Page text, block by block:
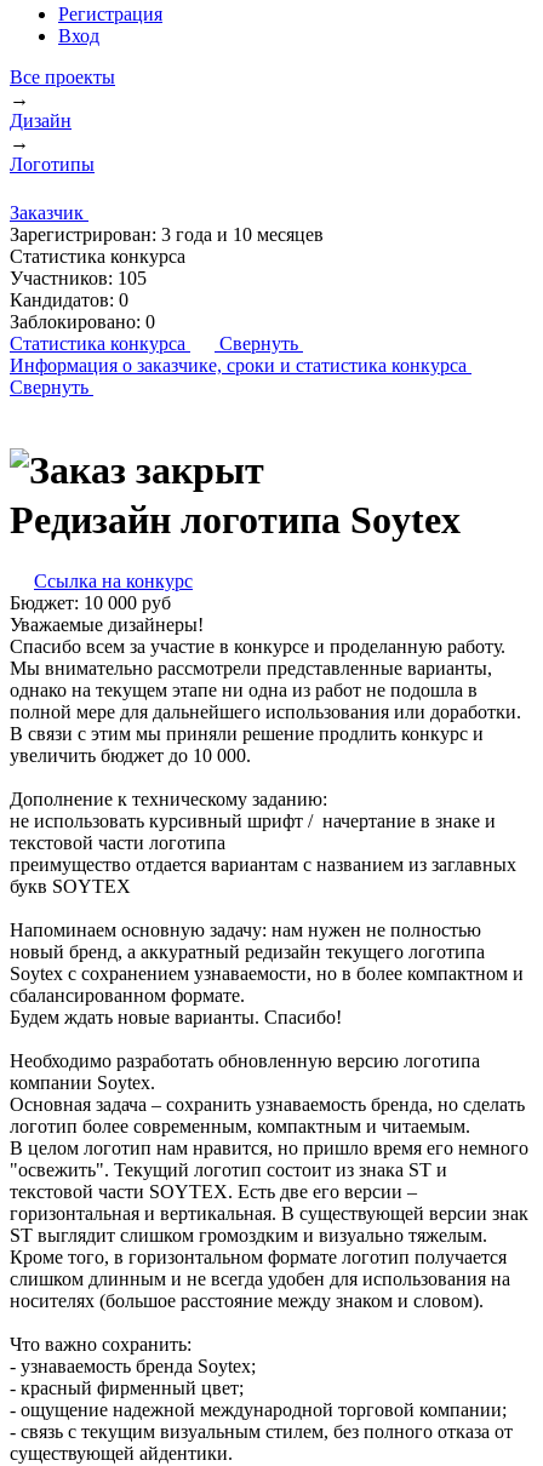
Регистрация
Вход
Все проекты
→
Дизайн
→
Логотипы
Заказчик
Зарегистрирован: 3 года и 10 месяцев
Статистика конкурса
Участников: 105
Кандидатов: 0
Заблокировано: 0
Статистика конкурса
Свернуть
Информация о заказчике, сроки и статистика конкурса
Свернуть
Редизайн логотипа Soytex
Ссылка на конкурс
Бюджет: 10 000 руб
Уважаемые дизайнеры!
Спасибо всем за участие в конкурсе и проделанную работу.
Мы внимательно рассмотрели представленные варианты,
однако на текущем этапе ни одна из работ не подошла в
полной мере для дальнейшего использования или доработки.
В связи с этим мы приняли решение продлить конкурс и
увеличить бюджет до 10 000.
Дополнение к техническому заданию:
не использовать курсивный шрифт / начертание в знаке и
текстовой части логотипа
преимущество отдается вариантам с названием из заглавных
букв SOYTEX
Напоминаем основную задачу: нам нужен не полностью
новый бренд, а аккуратный редизайн текущего логотипа
Soytex с сохранением узнаваемости, но в более компактном и
сбалансированном формате.
Будем ждать новые варианты. Спасибо!
Необходимо разработать обновленную версию логотипа
компании Soytex.
Основная задача – сохранить узнаваемость бренда, но сделать
логотип более современным, компактным и читаемым.
В целом логотип нам нравится, но пришло время его немного
"освежить". Текущий логотип состоит из знака ST и
текстовой части SOYTEX. Есть две его версии –
горизонтальная и вертикальная. В существующей версии знак
ST выглядит слишком громоздким и визуально тяжелым.
Кроме того, в горизонтальном формате логотип получается
слишком длинным и не всегда удобен для использования на
носителях (большое расстояние между знаком и словом).
Что важно сохранить:
- узнаваемость бренда Soytex;
- красный фирменный цвет;
- ощущение надежной международной торговой компании;
- связь с текущим визуальным стилем, без полного отказа от
существующей айдентики.